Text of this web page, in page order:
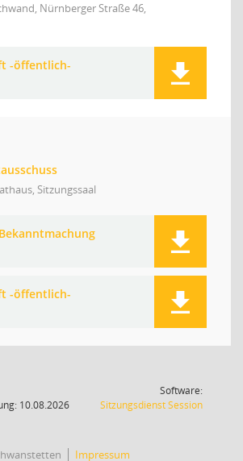
Nürnberger Straße 46,
-öffentlich-
Sitzungssaal
-öffentlich-
10.08.2026
Software:
SitzungsdienstSession(Wird in
Impressum